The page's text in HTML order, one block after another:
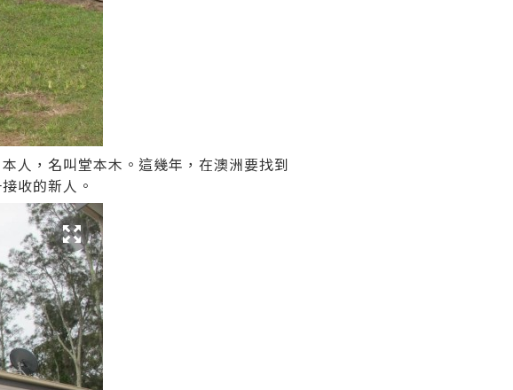
人，名叫堂本木。這幾年，在澳洲要找到
收的新人。